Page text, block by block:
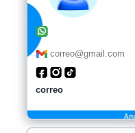
correo@gmail.com
correo